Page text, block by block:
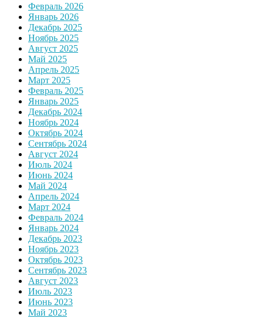
Февраль 2026
Январь 2026
Декабрь 2025
Ноябрь 2025
Август 2025
Май 2025
Апрель 2025
Март 2025
Февраль 2025
Январь 2025
Декабрь 2024
Ноябрь 2024
Октябрь 2024
Сентябрь 2024
Август 2024
Июль 2024
Июнь 2024
Май 2024
Апрель 2024
Март 2024
Февраль 2024
Январь 2024
Декабрь 2023
Ноябрь 2023
Октябрь 2023
Сентябрь 2023
Август 2023
Июль 2023
Июнь 2023
Май 2023